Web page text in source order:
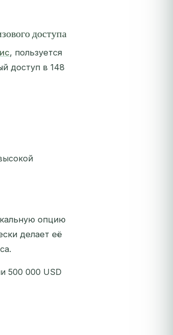
доступа
, пользуется
доступ в 148
опцию
делает её
500 000 USD